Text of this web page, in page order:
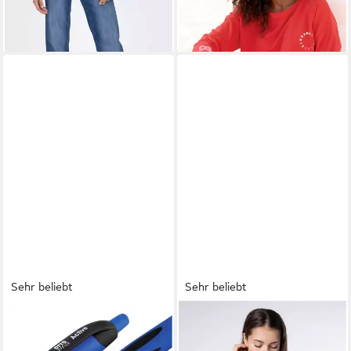
Baumwollmischung,
Coinpocket, unifarben
Sehr beliebt
Kugelschreiber Active, mit
Sehr beliebt
Langarmbluse
Damen Musselinbluse langarm